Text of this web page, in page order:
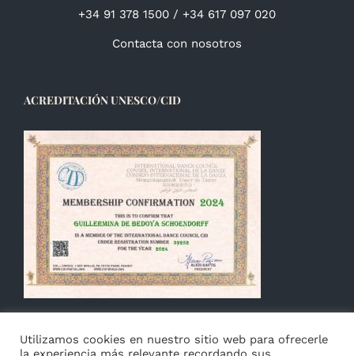
+34 91 378 1500 / +34 617 097 020
Contacta con nosotros
ACREDITACIÓN UNESCO/CID
Utilizamos cookies en nuestro sitio web para ofrecerle